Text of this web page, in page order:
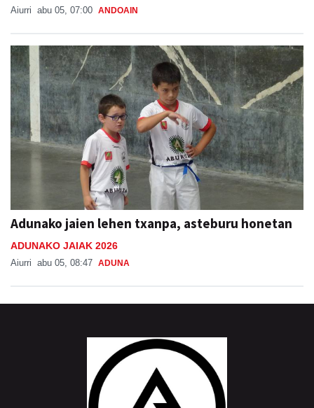
Aiurri abu 05, 07:00 ANDOAIN
Adunako jaien lehen txanpa, asteburu honetan
ADUNAKO JAIAK 2026
Aiurri abu 05, 08:47 ADUNA